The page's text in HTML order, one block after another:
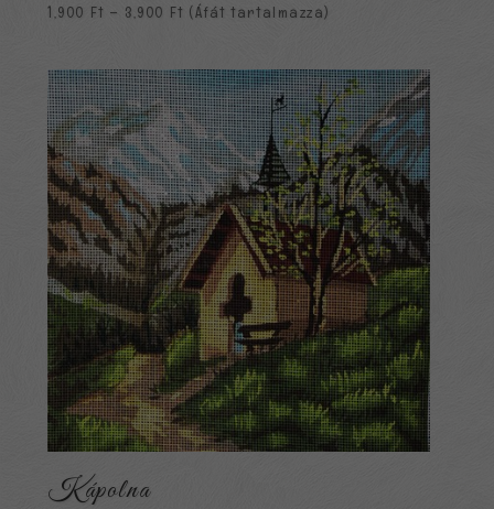
1,900 Ft – 3,900 Ft Ártartomány:
3,900 Ft
(Áfát tartalmazza)
Kápolna